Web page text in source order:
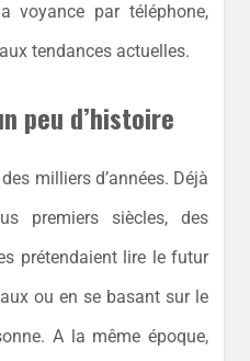
voyance par téléphone,
tendances actuelles.
peu d’histoire
milliers d’années. Déjà
premiers siècles, des
prétendaient lire le futur
ou en se basant sur le
A la même époque,